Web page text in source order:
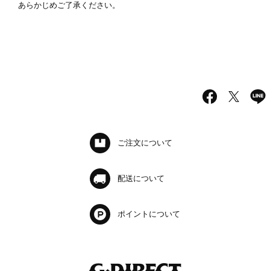
あらかじめご了承ください。
ご注文について
配送について
ポイントについて